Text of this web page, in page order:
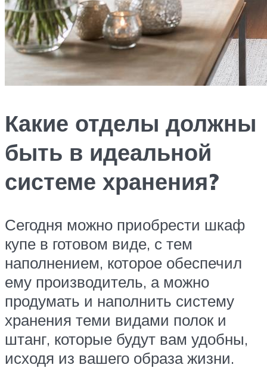
Какие отделы должны
быть в идеальной
системе хранения?
Сегодня можно приобрести шкаф
купе в готовом виде, с тем
наполнением, которое обеспечил
ему производитель, а можно
продумать и наполнить систему
хранения теми видами полок и
штанг, которые будут вам удобны,
исходя из вашего образа жизни.